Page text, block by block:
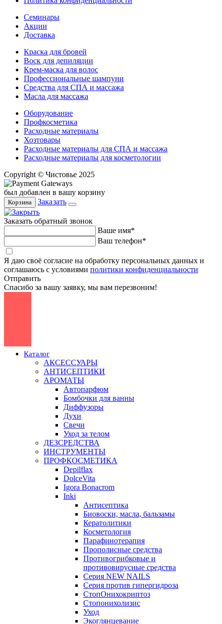
Семинары
Акции
Доставка
Краска для бровей
Воск для депиляции
Крем-маска для волос
Профессиональные шампуни
Средства для СПА и массажа
Масла для массажа
Оборудование
Профкосметика
Расходные материалы
Хозтовары
Расходные материалы для СПА и массажа
Расходные материалы для косметологии
Copyright © Чистовье 2025
был добавлен в вашу корзину
Корзина Заказать
Заказать обратный звонок
Ваше имя*
Ваш телефон*
Я даю своё согласие на обработку персональных данных и
соглашаюсь с условиями политики конфиденциальности
Отправить
Спасибо за вашу заявку, мы вам перезвоним!
Каталог
АКСЕССУАРЫ
АНТИСЕПТИКИ
АРОМАТЫ
Автопарфюм
Бомбочки для ванны
Диффузоры
Духи
Свечи
Уход за телом
ДЕЗСРЕДСТВА
ИНСТРУМЕНТЫ
ПРОФКОСМЕТИКА
Depilflax
DolceVita
Igora Bonacrom
Inki
Антисептика
Биовоски, масла, бальзамы
Кератолитики
Косметология
Парафинотерапия
Прополисные средства
Противогрибковые и
противовирусные средства
Серия NEW NAILS
Серия против гипергидроза
СтопОнихокриптоз
Стопонихолизис
Уход
Экоглянцевание